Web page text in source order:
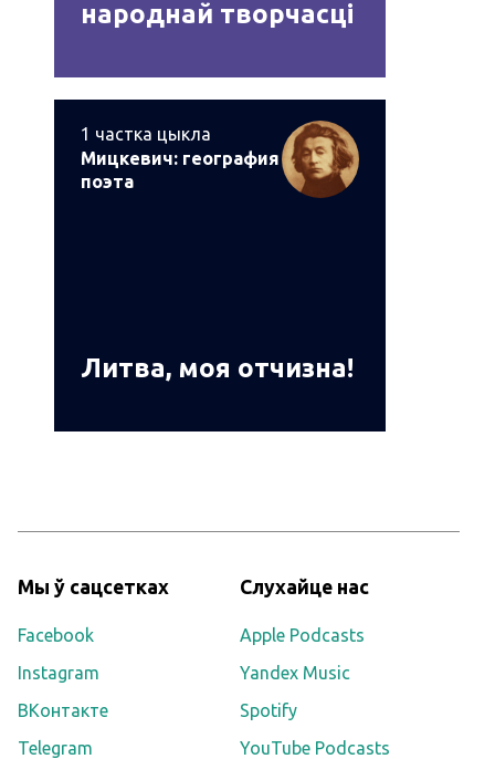
народнай творчасці
1 частка цыкла
Мицкевич: география
поэта
Литва, моя отчизна!
Мы ў сацсетках
Facebook
Instagram
ВКонтакте
Telegram
Слухайце нас
Apple Podcasts
Yandex Music
Spotify
YouTube Podcasts